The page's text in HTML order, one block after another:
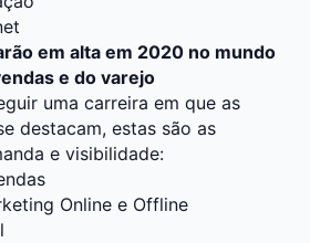
em alta em 2020 no mundo
e do varejo
uma carreira em que as
destacam, estas são as
e visibilidade:
Online e Offline